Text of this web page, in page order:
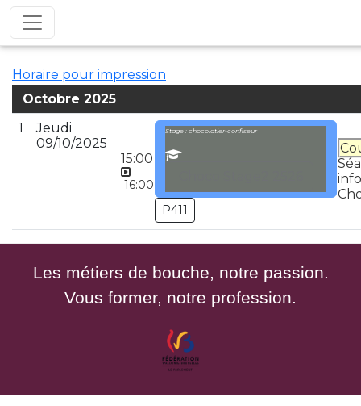
Horaire pour impression
Octobre 2025
1
Jeudi
09/10/2025
15:00
16:00
Stage : chocolatier-confiseur
P411
Les métiers de bouche, notre passion.
Vous former, notre profession.